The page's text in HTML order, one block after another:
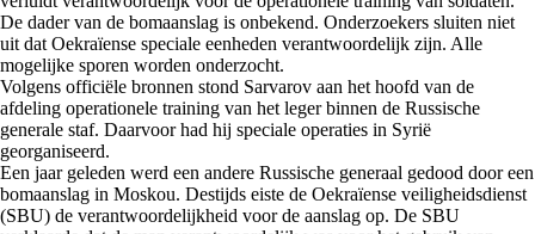
De dader van de bomaanslag is onbekend. Onderzoekers sluiten niet
uit dat Oekraïense speciale eenheden verantwoordelijk zijn. Alle
mogelijke sporen worden onderzocht.
Volgens officiële bronnen stond Sarvarov aan het hoofd van de
afdeling operationele training van het leger binnen de Russische
generale staf. Daarvoor had hij speciale operaties in Syrië
georganiseerd.
Een jaar geleden werd een andere Russische generaal gedood door een
bomaanslag in Moskou. Destijds eiste de Oekraïense veiligheidsdienst
(SBU) de verantwoordelijkheid voor de aanslag op. De SBU